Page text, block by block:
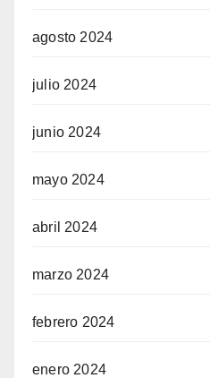
agosto 2024
julio 2024
junio 2024
mayo 2024
abril 2024
marzo 2024
febrero 2024
enero 2024